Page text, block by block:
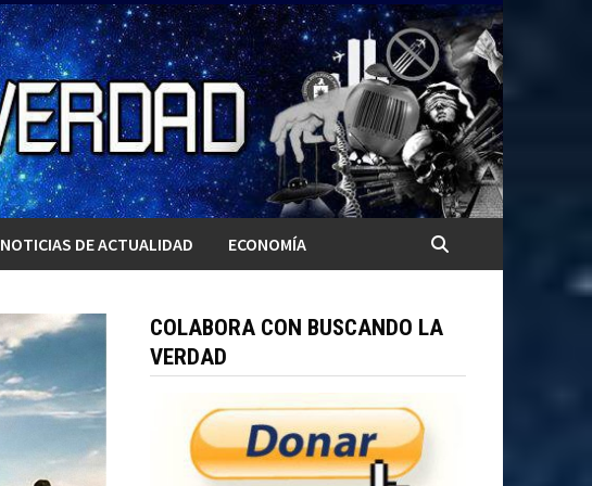
NOTICIAS DE ACTUALIDAD ECONOMÍA
COLABORA CON BUSCANDO LA
VERDAD